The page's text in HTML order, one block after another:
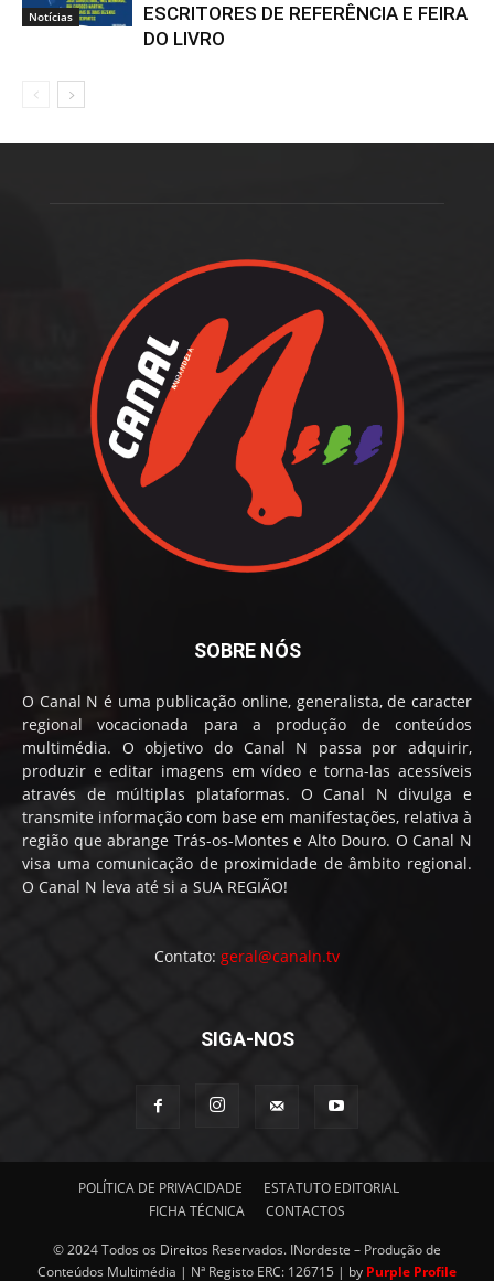
Notícias
ESCRITORES DE REFERÊNCIA E FEIRA
DO LIVRO
SOBRE NÓS
O Canal N é uma publicação online, generalista, de caracter
regional vocacionada para a produção de conteúdos
multimédia. O objetivo do Canal N passa por adquirir,
produzir e editar imagens em vídeo e torna-las acessíveis
através de múltiplas plataformas. O Canal N divulga e
transmite informação com base em manifestações, relativa à
região que abrange Trás-os-Montes e Alto Douro. O Canal N
visa uma comunicação de proximidade de âmbito regional.
O Canal N leva até si a SUA REGIÃO!
Contato: geral@canaln.tv
SIGA-NOS
POLÍTICA DE PRIVACIDADE
ESTATUTO EDITORIAL
FICHA TÉCNICA
CONTACTOS
© 2024 Todos os Direitos Reservados. INordeste – Produção de
Conteúdos Multimédia | Nª Registo ERC: 126715 | by Purple Profile